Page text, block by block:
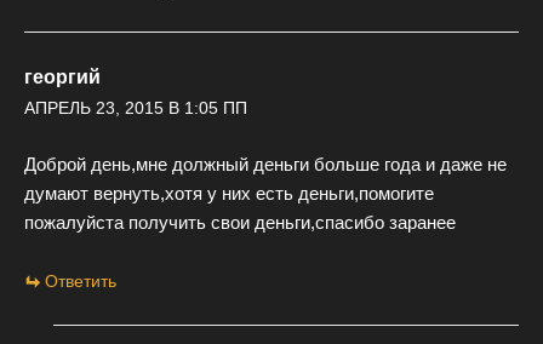
георгий
АПРЕЛЬ 23, 2015 В 1:05 ПП
Доброй день,мне должный деньги больше года и даже не
думают вернуть,хотя у них есть деньги,помогите
пожалуйста получить свои деньги,спасибо заранее
Ответить